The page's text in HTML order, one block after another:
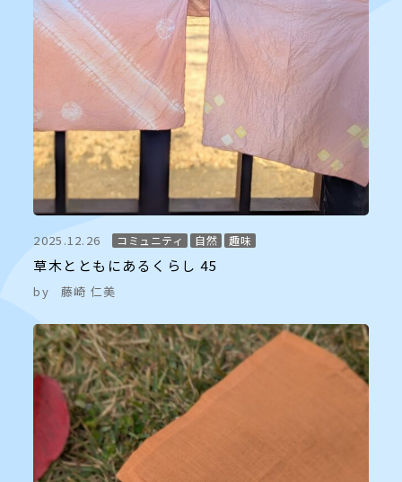
2025.12.26 コミュニティ 自然 趣味
草木とともにあるくらし 45
by 藤崎 仁美